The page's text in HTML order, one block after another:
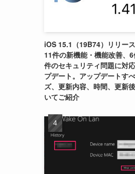
iOS 15.1（19B74）リリー
11件の新機能・機能改善、
件のセキュリティ問題に対
プデート。アップデートす
ズ、更新内容、時間、更新
いてご紹介